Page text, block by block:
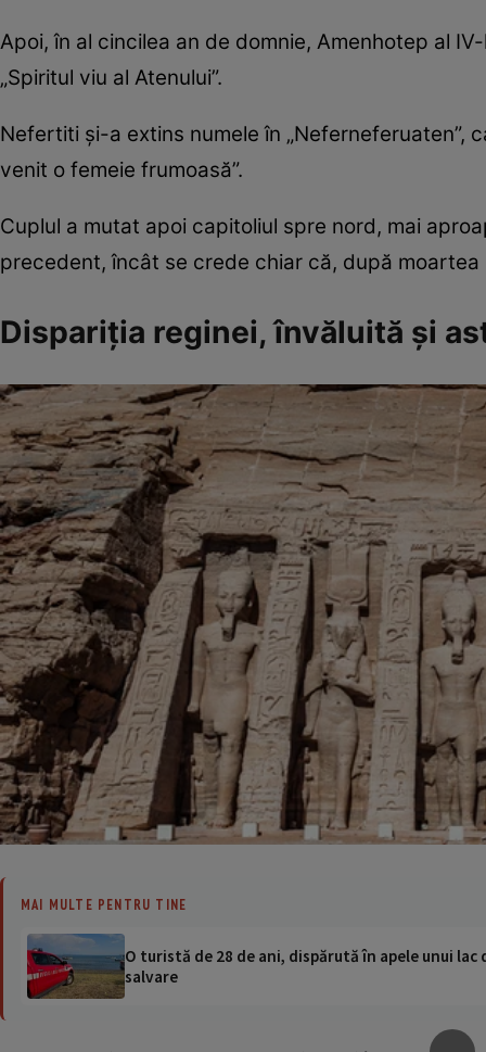
Apoi, în al cincilea an de domnie, Amenhotep al
„Spiritul viu al Atenului”.
Nefertiti şi-a extins numele în „Neferneferuaten”,
venit o femeie frumoasă”.
Cuplul a mutat apoi capitoliul spre nord, mai
precedent, încât se crede chiar că, după
Dispariţia reginei, învăluită şi
MAI MULTE PENTRU TINE
O turistă de 28 de ani, dispărută în apele unui
salvare